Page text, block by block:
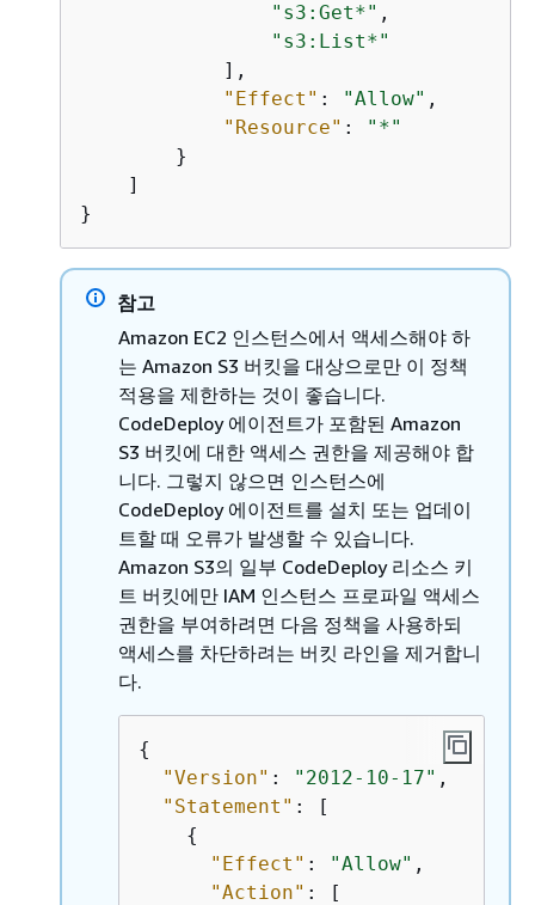
"s3:Get*" ,
"s3:List*"
            ],
"Effect" : "Allow" ,
"Resource" :
"*"
        }
    ]
}
참고
Amazon EC2 인스턴스에서 액세스해야 하
는 Amazon S3 버킷을 대상으로만 이 정책
적용을 제한하는 것이 좋습니다.
CodeDeploy 에이전트가 포함된 Amazon
S3 버킷에 대한 액세스 권한을 제공해야 합
니다. 그렇지 않으면 인스턴스에
CodeDeploy 에이전트를 설치 또는 업데이
트할 때 오류가 발생할 수 있습니다.
Amazon S3의 일부 CodeDeploy 리소스 키
트 버킷에만 IAM 인스턴스 프로파일 액세스
권한을 부여하려면 다음 정책을 사용하되
액세스를 차단하려는 버킷 라인을 제거합니
다.
{
"Version" : "2012-10-17" ,
"Statement" : [
{
"Effect" : "Allow" ,
"Action" : [